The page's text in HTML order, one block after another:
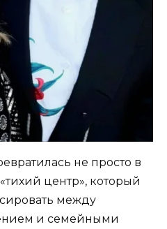
не просто в
центр», который
между
и семейными